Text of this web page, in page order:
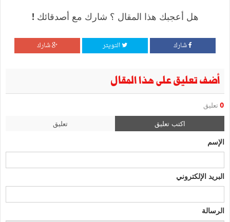
هل أعجبك هذا المقال ؟ شارك مع أصدقائك !
شارك التويتر شارك
أضف تعليق على هذا المقال
0 تعليق
اكتب تعليق تعليق
الإسم
البريد الإلكتروني
الرسالة